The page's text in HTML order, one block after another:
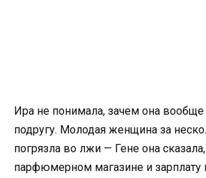
Ира не понимала, зачем она
подругу. Молодая женщина за
погрязла во лжи — Гене она
парфюмерном магазине и зарплату